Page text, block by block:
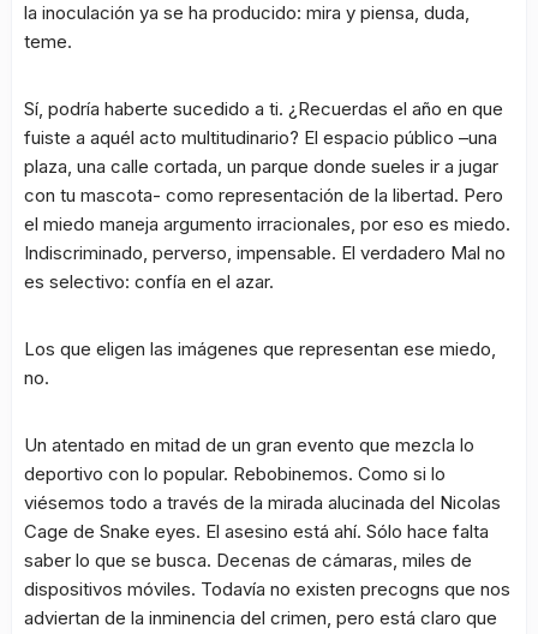
la inoculación ya se ha producido: mira y piensa, duda,
teme.
Sí, podría haberte sucedido a ti. ¿Recuerdas el año en que
fuiste a aquél acto multitudinario? El espacio público –una
plaza, una calle cortada, un parque donde sueles ir a jugar
con tu mascota- como representación de la libertad. Pero
el miedo maneja argumento irracionales, por eso es miedo.
Indiscriminado, perverso, impensable. El verdadero Mal no
es selectivo: confía en el azar.
Los que eligen las imágenes que representan ese miedo,
no.
Un atentado en mitad de un gran evento que mezcla lo
deportivo con lo popular. Rebobinemos. Como si lo
viésemos todo a través de la mirada alucinada del Nicolas
Cage de Snake eyes. El asesino está ahí. Sólo hace falta
saber lo que se busca. Decenas de cámaras, miles de
dispositivos móviles. Todavía no existen precogns que nos
adviertan de la inminencia del crimen, pero está claro que